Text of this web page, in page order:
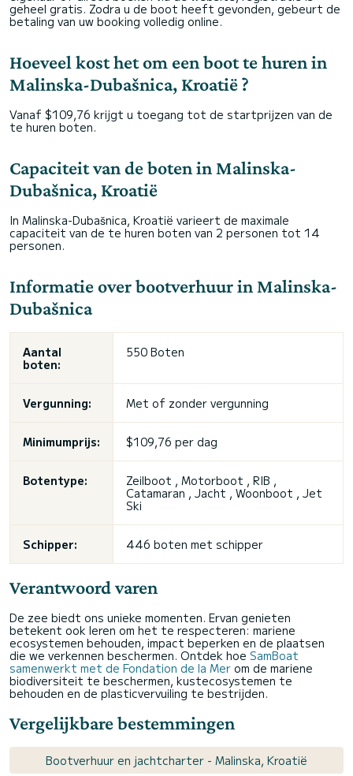
geheel gratis. Zodra u de boot heeft gevonden, gebeurt de
betaling van uw booking volledig online.
Hoeveel kost het om een boot te huren in
Malinska-Dubašnica, Kroatië ?
Vanaf $109,76 krijgt u toegang tot de startprijzen van de
te huren boten.
Capaciteit van de boten in Malinska-
Dubašnica, Kroatië
In Malinska-Dubašnica, Kroatië varieert de maximale
capaciteit van de te huren boten van 2 personen tot 14
personen.
Informatie over bootverhuur in Malinska-
Dubašnica
Aantal
boten:
550 Boten
Vergunning: Met of zonder vergunning
Minimumprijs: $109,76 per dag
Botentype:
Zeilboot , Motorboot , RIB ,
Catamaran , Jacht , Woonboot , Jet
Ski
Schipper: 446 boten met schipper
Verantwoord varen
De zee biedt ons unieke momenten. Ervan genieten
betekent ook leren om het te respecteren: mariene
ecosystemen behouden, impact beperken en de plaatsen
die we verkennen beschermen. Ontdek hoe SamBoat
samenwerkt met de Fondation de la Mer om de mariene
biodiversiteit te beschermen, kustecosystemen te
behouden en de plasticvervuiling te bestrijden.
Vergelijkbare bestemmingen
Bootverhuur en jachtcharter - Malinska, Kroatië